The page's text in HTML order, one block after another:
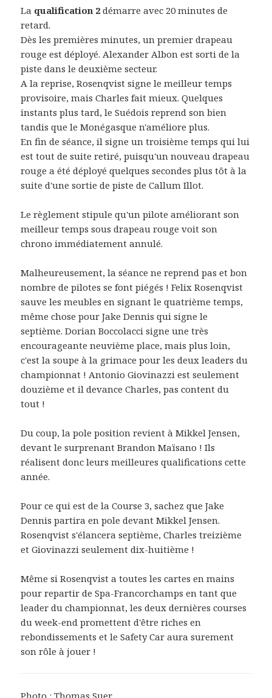
La qualification 2 démarre avec 20 minutes de
retard.
Dès les premières minutes, un premier drapeau
rouge est déployé. Alexander Albon est sorti de la
piste dans le deuxième secteur.
A la reprise, Rosenqvist signe le meilleur temps
provisoire, mais Charles fait mieux. Quelques
instants plus tard, le Suédois reprend son bien
tandis que le Monégasque n'améliore plus.
En fin de séance, il signe un troisième temps qui lui
est tout de suite retiré, puisqu'un nouveau drapeau
rouge a été déployé quelques secondes plus tôt à la
suite d'une sortie de piste de Callum Illot.
Le règlement stipule qu'un pilote améliorant son
meilleur temps sous drapeau rouge voit son
chrono immédiatement annulé.
Malheureusement, la séance ne reprend pas et bon
nombre de pilotes se font piégés ! Felix Rosenqvist
sauve les meubles en signant le quatrième temps,
même chose pour Jake Dennis qui signe le
septième. Dorian Boccolacci signe une très
encourageante neuvième place, mais plus loin,
c'est la soupe à la grimace pour les deux leaders du
championnat ! Antonio Giovinazzi est seulement
douzième et il devance Charles, pas content du
tout !
Du coup, la pole position revient à Mikkel Jensen,
devant le surprenant Brandon Maïsano ! Ils
réalisent donc leurs meilleures qualifications cette
année.
Pour ce qui est de la Course 3, sachez que Jake
Dennis partira en pole devant Mikkel Jensen.
Rosenqvist s'élancera septième, Charles treizième
et Giovinazzi seulement dix-huitième !
Même si Rosenqvist a toutes les cartes en mains
pour repartir de Spa-Francorchamps en tant que
leader du championnat, les deux dernières courses
du week-end promettent d'être riches en
rebondissements et le Safety Car aura surement
son rôle à jouer !